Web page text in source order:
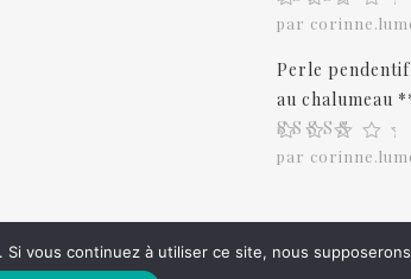
Note5sur 5
par
Perle
au chalumeau
Note5sur 5
par
vous continuez à utiliser ce site, nous